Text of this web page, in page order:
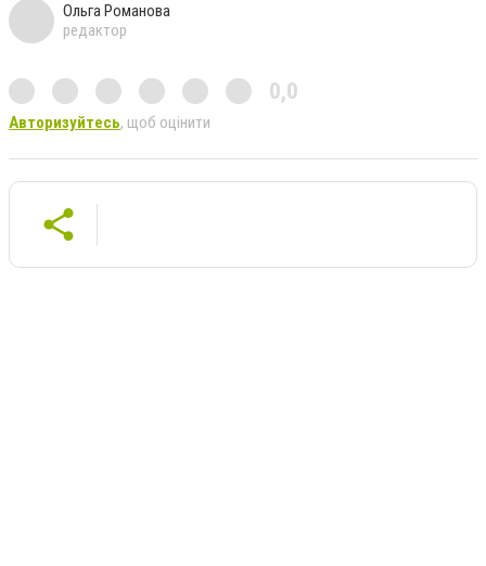
Ольга Романова
редактор
0,0
Авторизуйтесь, щоб оцінити